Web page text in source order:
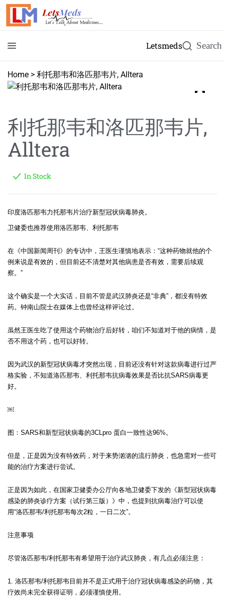
Letsmeds
Home > 利托那韦和洛匹那韦片, Alltera
利托那韦和洛匹那韦片,
Alltera
In Stock
印度洛匹那韦力托那韦片治疗新型冠状病毒肺炎。
卫健委也推荐使用洛匹那韦、利托那韦
在《中国新闻周刊》的专访中，王医生谨慎地表示：“这种药物就他的个
例来说是有效的，但目前还不清楚对其他病患是否有效，需要后续观
察。”
这个确实是一个大实话，目前不管是武汉肺炎还是“非典”，都没有特效
药。钟南山院士在媒体上也曾经这样评论过。
虽然王医生吃了使用这个药物治疗后好转，咱们不知道对于他的病情，是
否不用这个药，也可以好转。
因为武汉的新型冠状病毒才突然出现，目前还没有针对这款病毒进行过严
格实验，不知道洛匹那韦、利托那韦抗病毒效果是否比抗SARS病毒更
好。
￼
图：SARS和新型冠状病毒的3CLpro 蛋白一致性达96%。
但是，正是因为没有特效药，对于来势汹汹的流行肺炎，也急需对一些可
能的治疗方案进行尝试。
正是因为如此，在国家卫健委办公厅向各地卫健委下发的《新型冠状病毒
感染的肺炎诊疗方案（试行第三版）》中，也提到抗病毒治疗可以使
用“洛匹那韦/利托那韦每次2粒，一日二次”。
注意事项
尽管洛匹那韦/利托那韦有希望用于治疗武汉肺炎，有几点必须注意：
1. 洛匹那韦/利托那韦目前并不是正式用于治疗冠状病毒感染的药物，其
疗效尚未完全获得证明，必须谨慎使用。